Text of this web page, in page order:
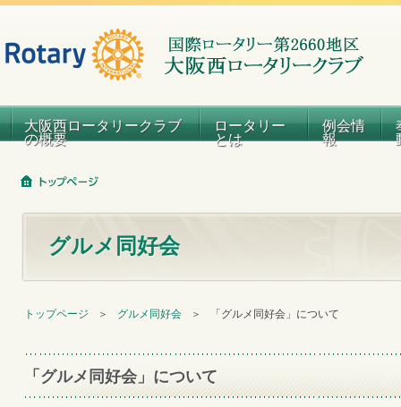
大阪西ロータリークラブ
の概要
ロータリー
とは
例会情
報
グルメ同好会
トップページ ＞ グルメ同好会 ＞ 「グルメ同好会」について
「グルメ同好会」について